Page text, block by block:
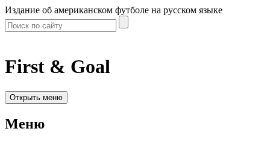
Издание об американском футболе на русском языке
First & Goal
Открыть меню
Меню